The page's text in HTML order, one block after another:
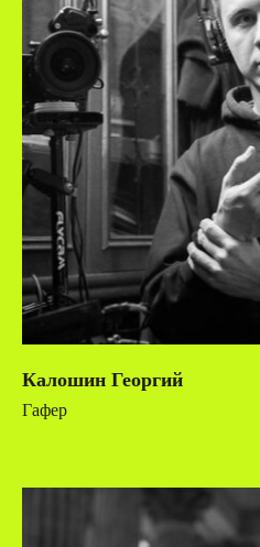
Калошин Георгий
Гафер